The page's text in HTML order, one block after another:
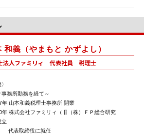
和義（やまもと かずよし）
法人ファミリィ 代表社員 税理士
事務所勤務を経て～
年 山本和義税理士事務所 開業
年 株式会社ファミリィ（旧（株）ＦＰ総合研究
立
取締役に就任